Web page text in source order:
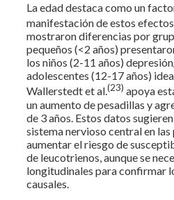
La edad destaca como un
manifestación de estos
mostraron diferencias por
pequeños (<2 años)
los niños (2-11 años)
adolescentes (12-17 años)
Wallerstedt et al.(23) apoya
un aumento de pesadillas y
de 3 años. Estos datos
sistema nervioso central en
aumentar el riesgo de
de leucotrienos, aunque se
longitudinales para confirmar
causales.